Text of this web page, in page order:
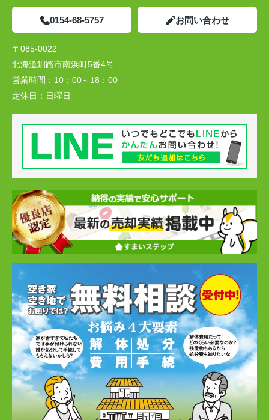
0154-68-5757 お問い合わせ
〒085-0022
北海道釧路市南浜町5番4号
営業時間： 10：00～18：00
定休日： 日曜日